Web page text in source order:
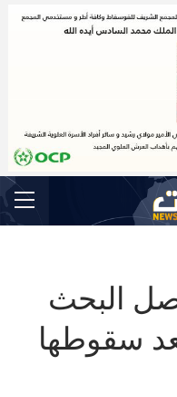
البحث
سقوطها